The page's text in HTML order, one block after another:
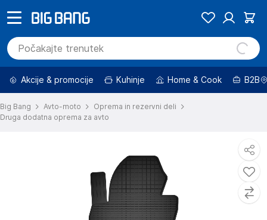
Akcije & promocije Kuhinje Home & Cook B2B
Big Bang Avto-moto
Oprema in rezervni deli
Druga dodatna oprema za avto